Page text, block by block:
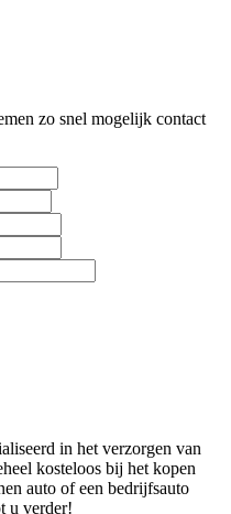
zo snel mogelijk contact
in het verzorgen van
kosteloos bij het kopen
auto of een bedrijfsauto
u verder!